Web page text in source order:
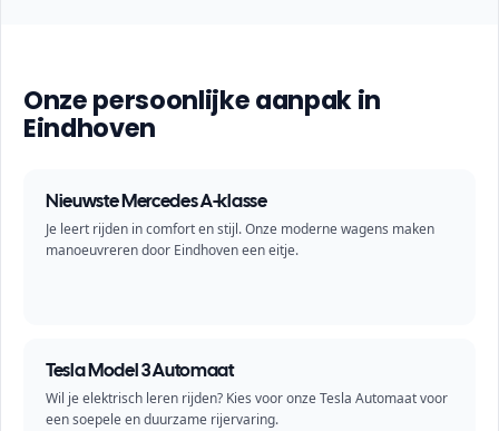
Onze persoonlijke aanpak in
Eindhoven
Nieuwste Mercedes A-klasse
Je leert rijden in comfort en stijl. Onze moderne wagens maken
manoeuvreren door Eindhoven een eitje.
Tesla Model 3 Automaat
Wil je elektrisch leren rijden? Kies voor onze Tesla Automaat voor
een soepele en duurzame rijervaring.